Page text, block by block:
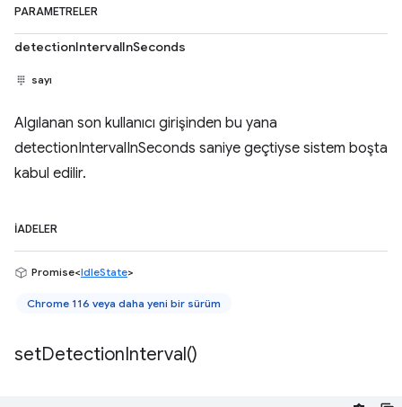
PARAMETRELER
detectionIntervalInSeconds
sayı
Algılanan son kullanıcı girişinden bu yana
detectionIntervalInSeconds saniye geçtiyse sistem boşta
kabul edilir.
İADELER
Promise<IdleState>
Chrome 116 veya daha yeni bir sürüm
setDetectionInterval()